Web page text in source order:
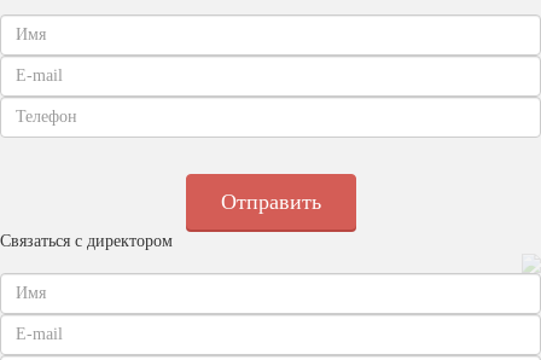
Связаться с директором